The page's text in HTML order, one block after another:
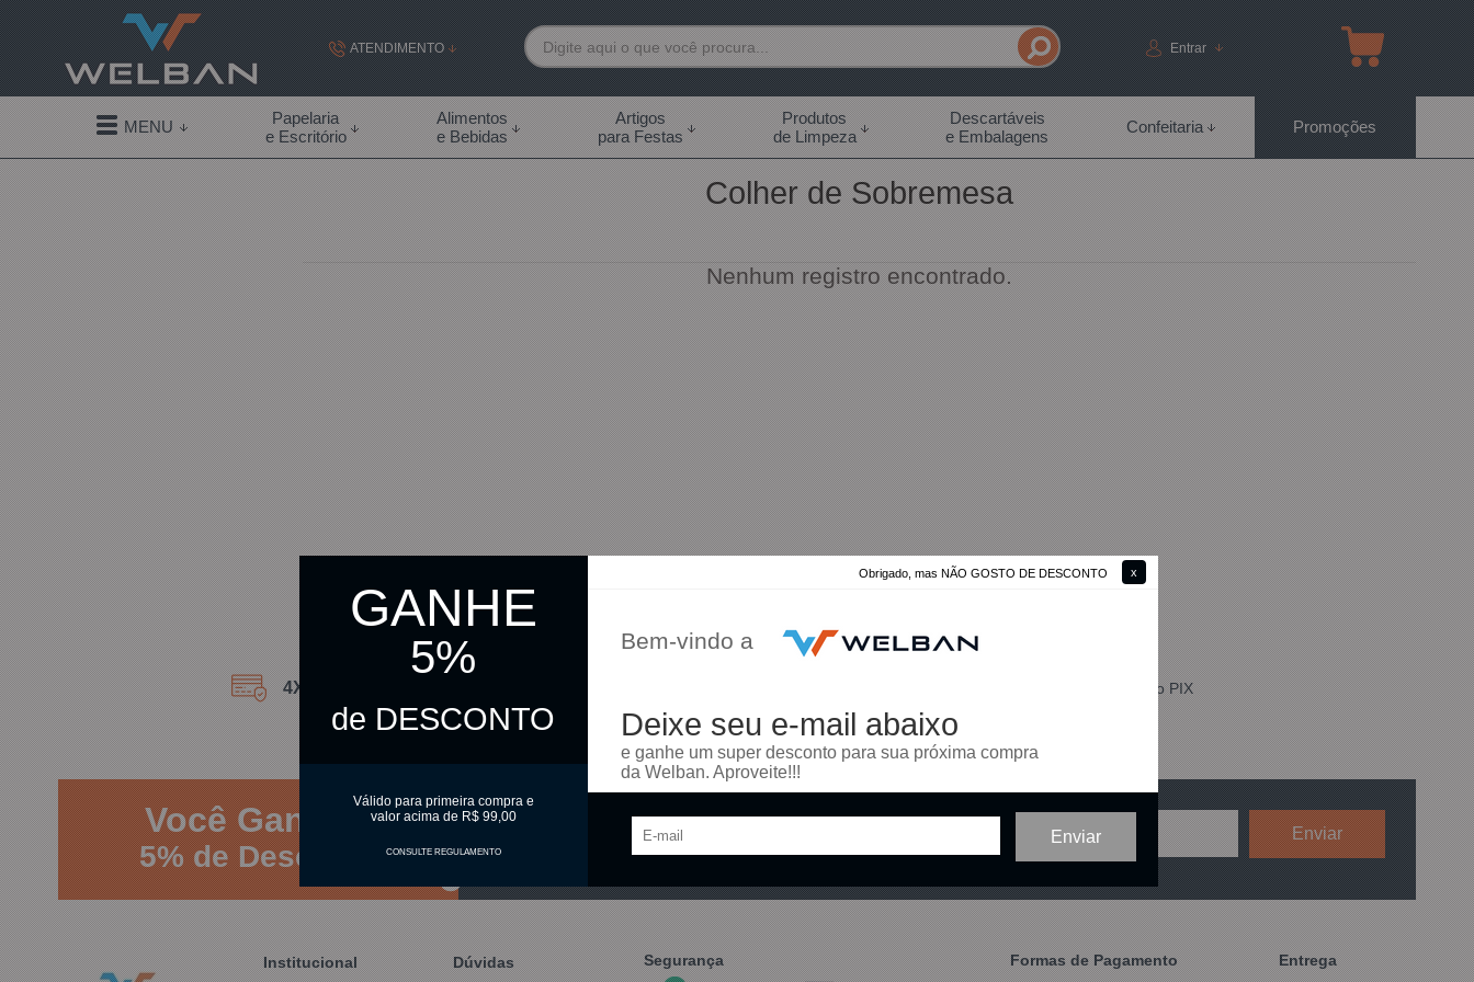
Obrigado, mas NÃO GOSTO DE DESCONTO
GANHE
5%
de DESCONTO
Válido para primeira compra e
valor acima de R$ 99,00
CONSULTE REGULAMENTO
Bem-vindo a
Deixe seu e-mail abaixo
e ganhe um super desconto para sua próxima compra
da Welban. Aproveite!!!
ATENDIMENTO
(19) 99855-7892
(19) 99855-7892
contato@welban.com.br
Segunda à sexta - 08:30h às 18:00h Sábados -
09:00h às 14:00h
Entrar
MENU
Papelaria
e Escritório
Alimentos
e Bebidas
Artigos
para Festas
Produtos
de Limpeza
Descartáveis
e Embalagens
Confeitaria Promoções
Colher de Sobremesa
Nenhum registro encontrado.
4X SEM JUROS no PIX
VocêGanhou
5%de Desconto
Preencha e receba
Institucional Dúvidas Segurança Formas de Pagamento Entrega